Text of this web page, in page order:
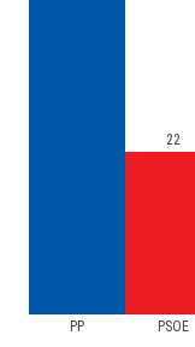
PP PSOE
22